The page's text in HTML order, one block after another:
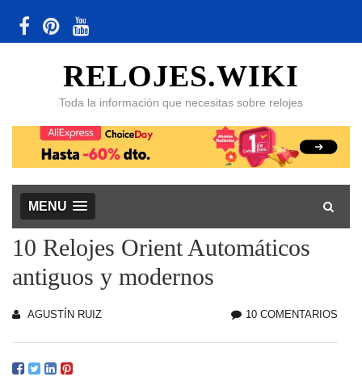
RELOJES.WIKI
Toda la información que necesitas sobre relojes
MENU
10 Relojes Orient Automáticos
antiguos y modernos
AGUSTÍN RUIZ 10 COMENTARIOS